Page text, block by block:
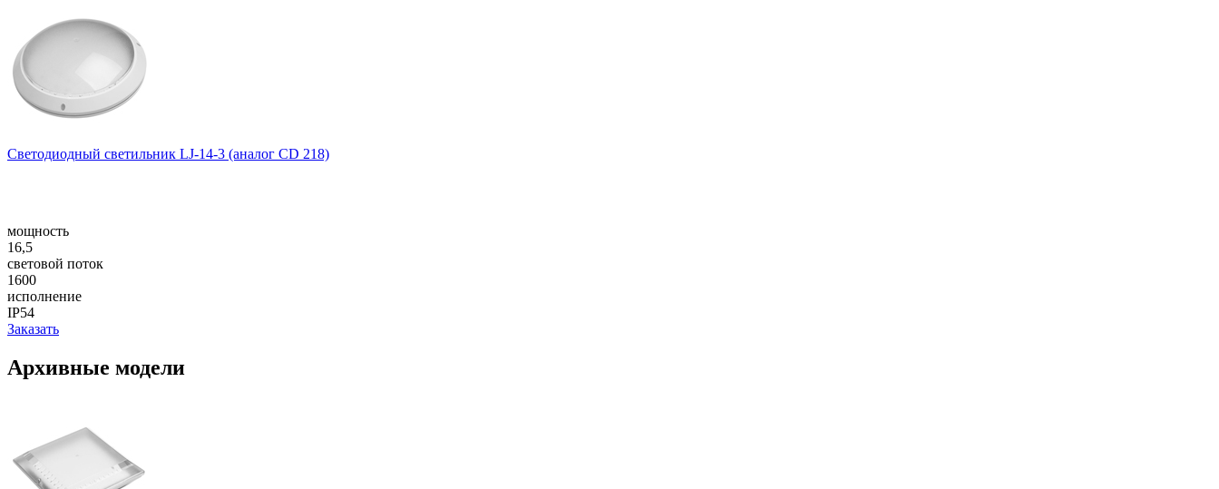
Светодиодный светильник LJ-14-3 (аналог CD 218)
мощность
16,5
световой поток
1600
исполнение
IP54
Заказать
Архивные модели